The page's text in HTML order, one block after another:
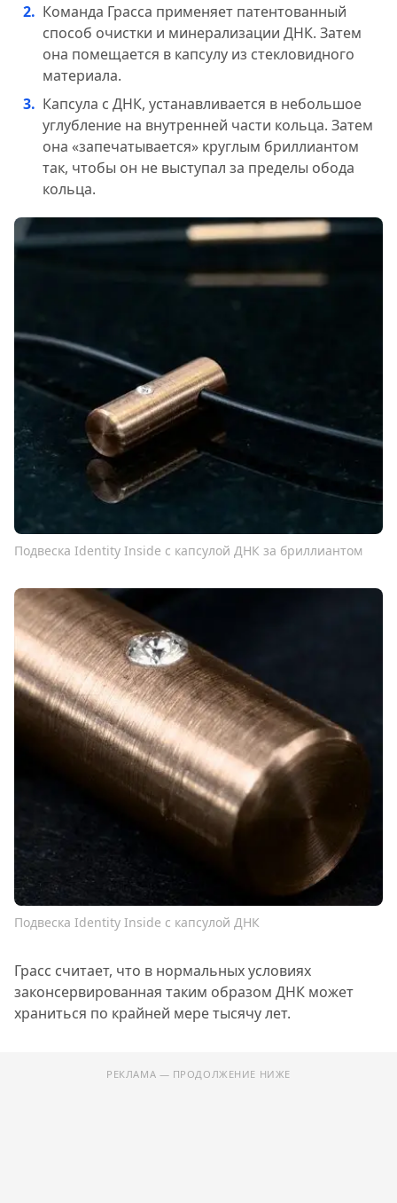
Команда Грасса применяет патентованный
способ очистки и минерализации ДНК. Затем
она помещается в капсулу из стекловидного
материала.
Капсула с ДНК, устанавливается в небольшое
углубление на внутренней части кольца. Затем
она «запечатывается» круглым бриллиантом
так, чтобы он не выступал за пределы обода
кольца.
Подвеска Identity Inside с капсулой ДНК за бриллиантом
Подвеска Identity Inside с капсулой ДНК
Грасс считает, что в нормальных условиях
законсервированная таким образом ДНК может
храниться по крайней мере тысячу лет.
РЕКЛАМА — ПРОДОЛЖЕНИЕ НИЖЕ